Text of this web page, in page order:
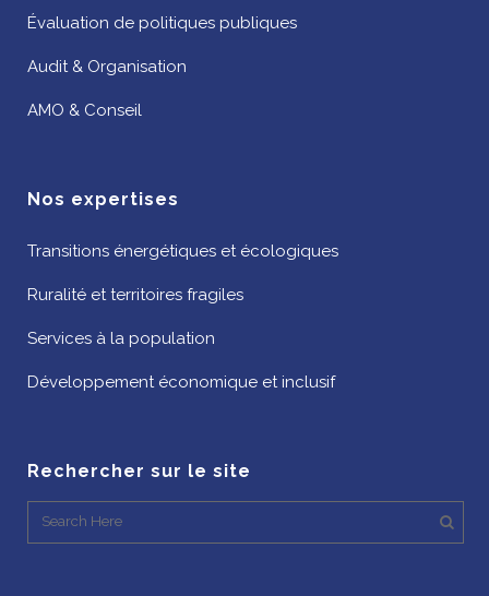
Évaluation de politiques publiques
Audit & Organisation
AMO & Conseil
Nos expertises
Transitions énergétiques et écologiques
Ruralité et territoires fragiles
Services à la population
Développement économique et inclusif
Rechercher sur le site